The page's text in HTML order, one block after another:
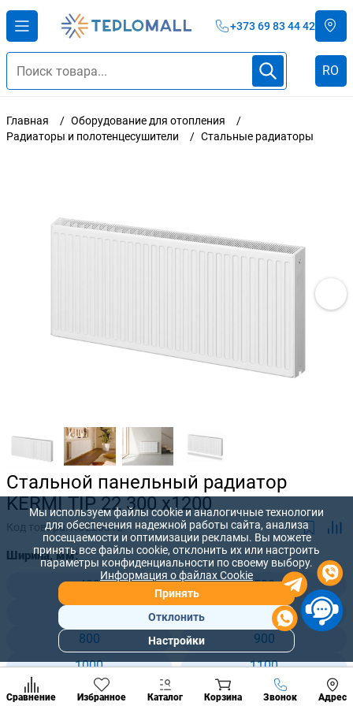
+373 69 83 44 42
RO
Главная
Оборудование для отопления
Радиаторы и полотенцесушители
Стальные радиаторы
Стальной панельный радиатор
KERMI TIP 22 300 x1200
Код товара:KO220312
Ширина, мм:
400
500
700
800
900
1000
1100
1200
1400
Сравнение Избранное Каталог Корзина Звонок Адрес
Позвонить
разделы
Мы используем файлы cookie и аналогичные технологии
для обеспечения надежной работы сайта, анализа
посещаемости и оптимизации рекламы. Вы можете
принять все файлы cookie, отклонить их или настроить
параметры конфиденциальности по своему выбору.
Информация о файлах Cookie
Принять
Отклонить
Настройки